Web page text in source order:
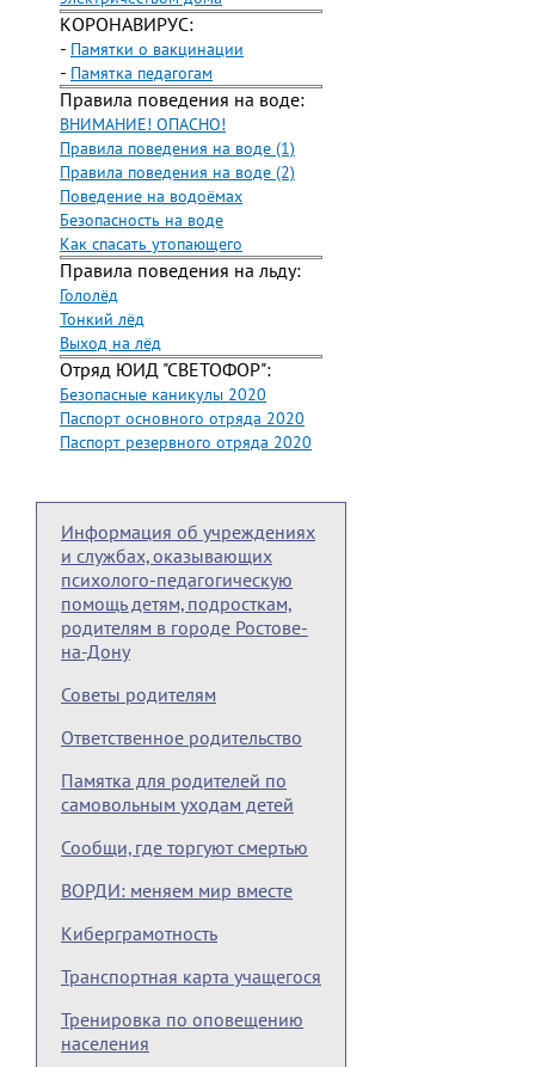
КОРОНАВИРУС:
- Памятки о вакцинации
- Памятка педагогам
Правила поведения на воде:
ВНИМАНИЕ! ОПАСНО!
Правила поведения на воде (1)
Правила поведения на воде (2)
Поведение на водоёмах
Безопасность на воде
Как спасать утопающего
Правила поведения на льду:
Гололёд
Тонкий лёд
Выход на лёд
Отряд ЮИД "СВЕТОФОР":
Безопасные каникулы 2020
Паспорт основного отряда 2020
Паспорт резервного отряда 2020
Информация об учреждениях
и службах, оказывающих
психолого-педагогическую
помощь детям, подросткам,
родителям в городе Ростове-
на-Дону
Советы родителям
Ответственное родительство
Памятка для родителей по
самовольным уходам детей
Сообщи, где торгуют смертью
ВОРДИ: меняем мир вместе
Киберграмотность
Транспортная карта учащегося
Тренировка по оповещению
населения